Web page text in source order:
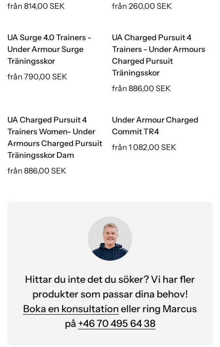
från 814,00 SEK
från 260,00 SEK
UA Surge 4.0 Trainers -
Under Armour Surge
Träningsskor
från 790,00 SEK
UA Charged Pursuit 4
Trainers - Under Armours
Charged Pursuit
Träningsskor
från 886,00 SEK
UA Charged Pursuit 4
Trainers Women- Under
Armours Charged Pursuit
Träningsskor Dam
från 886,00 SEK
Under Armour Charged
Commit TR4
från 1 082,00 SEK
Hittar du inte det du söker? Vi har fler
produkter som passar dina behov!
Boka en konsultation eller ring Marcus
på +46 70 495 64 38